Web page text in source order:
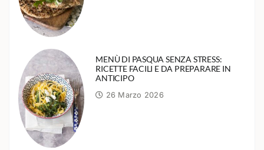
MENÙ DI PASQUA SENZA STRESS:
RICETTE FACILI E DA PREPARARE IN
ANTICIPO
26 Marzo 2026